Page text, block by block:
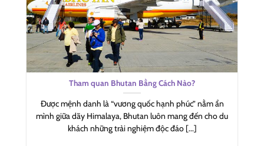
Tham quan Bhutan Bằng Cách Nào?
Được mệnh danh là “vương quốc hạnh phúc” nằm ẩn
mình giữa dãy Himalaya, Bhutan luôn mang đến cho du
khách những trải nghiệm độc đáo [...]